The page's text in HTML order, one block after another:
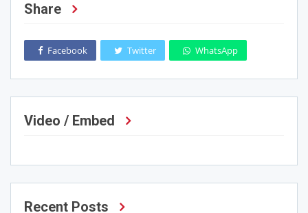
Share
Facebook Twitter WhatsApp
Video / Embed
Recent Posts